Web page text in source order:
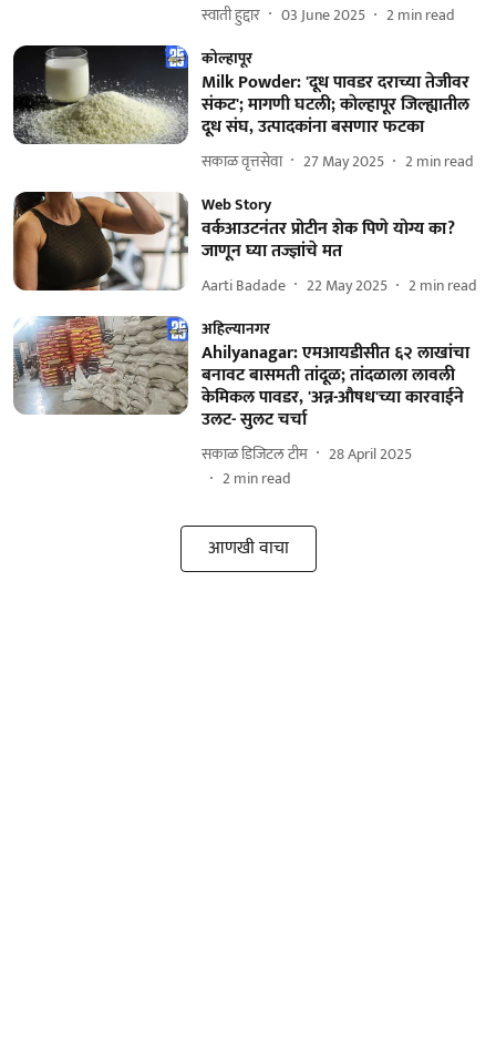
स्वाती हुद्दार 03 June 2025 2min read
कोल्हापूर
Milk Powder: 'दूध पावडर दराच्या तेजीवर
संकट'; मागणी घटली; काेल्हापूर जिल्ह्यातील
दूध संघ, उत्पादकांना बसणार फटका
सकाळ वृत्तसेवा 27 May 2025 2min read
Web Story
वर्कआउटनंतर प्रोटीन शेक पिणे योग्य का?
जाणून घ्या तज्ज्ञांचे मत
Aarti Badade 22 May 2025 2min read
अहिल्यानगर
Ahilyanagar: एमआयडीसीत ६२ लाखांचा
बनावट बासमती तांदूळ; तांदळाला लावली
केमिकल पावडर, 'अन्न-औषध'च्या कारवाईने
उलट- सुलट चर्चा
सकाळ डिजिटल टीम
28 April 2025
2min read
आणखी वाचा